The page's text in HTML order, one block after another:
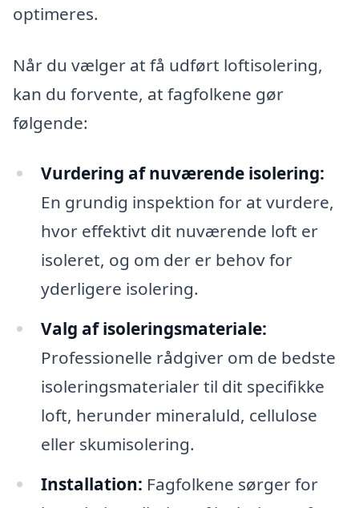
optimeres.
Når du vælger at få udført loftisolering,
kan du forvente, at fagfolkene gør
følgende:
Vurdering af nuværende isolering:
En grundig inspektion for at vurdere,
hvor effektivt dit nuværende loft er
isoleret, og om der er behov for
yderligere isolering.
Valg af isoleringsmateriale:
Professionelle rådgiver om de bedste
isoleringsmaterialer til dit specifikke
loft, herunder mineraluld, cellulose
eller skumisolering.
Installation: Fagfolkene sørger for